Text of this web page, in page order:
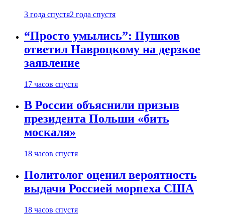
3 года спустя2 года спустя
“Просто умылись”: Пушков
ответил Навроцкому на дерзкое
заявление
17 часов спустя
В России объяснили призыв
президента Польши «бить
москаля»
18 часов спустя
Политолог оценил вероятность
выдачи Россией морпеха США
18 часов спустя